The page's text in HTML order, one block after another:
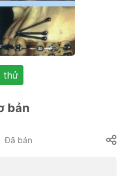
thử
bản
Đã bán